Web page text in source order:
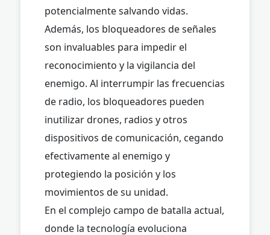
potencialmente salvando vidas.
Además, los bloqueadores de señales
son invaluables para impedir el
reconocimiento y la vigilancia del
enemigo. Al interrumpir las frecuencias
de radio, los bloqueadores pueden
inutilizar drones, radios y otros
dispositivos de comunicación, cegando
efectivamente al enemigo y
protegiendo la posición y los
movimientos de su unidad.
En el complejo campo de batalla actual,
donde la tecnología evoluciona